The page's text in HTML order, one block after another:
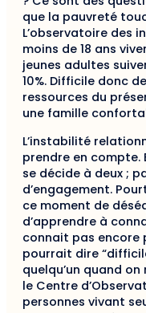
que la pauvreté
L’observatoire des
moins de 18 ans
jeunes adultes
10%. Difficile donc
ressources du
une famille
L’instabilité
prendre en compte.
se décide à deux ;
d’engagement.
ce moment de
d’apprendre à
connait pas encore
pourrait dire
quelqu’un quand on
le Centre
personnes vivant